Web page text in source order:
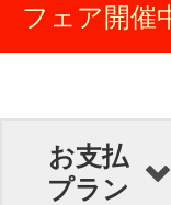
フェア開催
お支払
プラン